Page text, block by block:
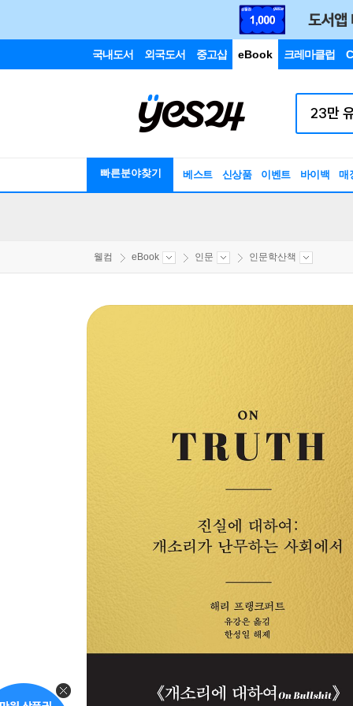
국내도서 외국도서 중고샵 eBook 크레마클럽
빠른분야찾기 베스트 신상품 이벤트 바이백 매
웰컴 eBook 인문 인문학산책